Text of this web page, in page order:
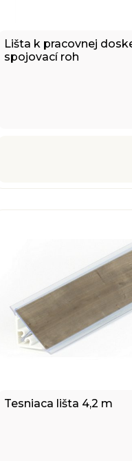
Lišta k pracovnej
spojovací roh
Tesniaca lišta 4,2 m